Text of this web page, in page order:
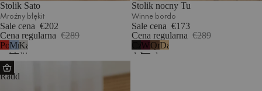
Stolik Sato
Mroźny błękit
Sale cena €202
Cena regularna €289
Pomidorowa
czerwień
Mroźny
błękit
Kamienna
szarość
Stolik nocny Tu
Winne bordo
Sale cena €173
Cena regularna €289
Czarny
dąb
Winne
bordo
Orzech
Dąb
Puf
Radd